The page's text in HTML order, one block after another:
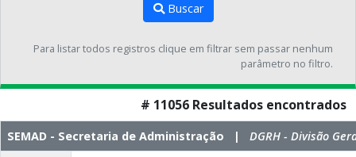
Buscar
Para listar todos registros clique em filtrar sem passar nenhum
parâmetro no filtro.
# 11056 Resultados encontrados
SEMAD - Secretaria de Administração | DGRH - Divisão